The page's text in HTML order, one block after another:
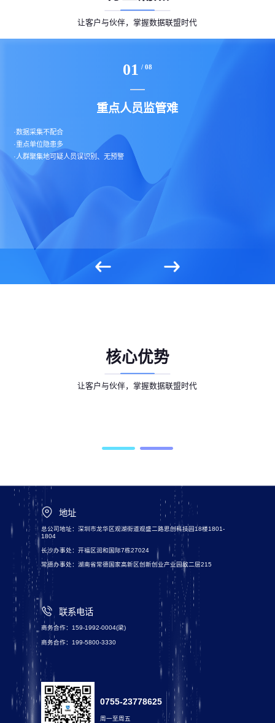
让客户与伙伴，掌握数据联盟时代
01 / 08
重点人员监管难
·数据采集不配合
·重点单位隐患多
·人群聚集地可疑人员误识别、无预警
核心优势
让客户与伙伴，掌握数据联盟时代
地址
总公司地址：深圳市龙华区观湖街道观盛二路思创科技园18楼1801-
1804
长沙办事处：开福区润和国际7栋27024
常德办事处：湖南省常德国家高新区创新创业产业园敌二层215
联系电话
商务合作：159-1992-0004(梁)
商务合作：199-5800-3330
0755-23778625
周一至周五